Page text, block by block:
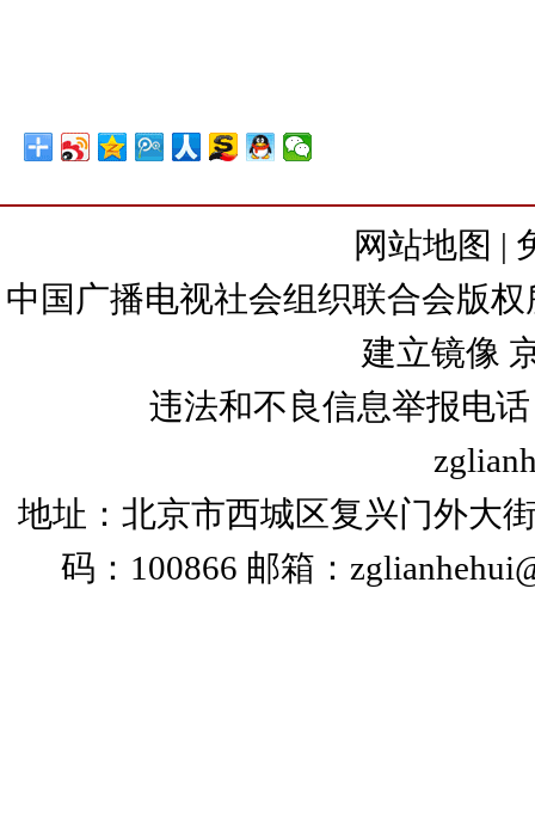
网站地图 |
中国广播电视社会组织联合会版
建立镜像
违法和不良信息举报电
地址：北京市西城区复兴门外大
码：100866 邮箱：